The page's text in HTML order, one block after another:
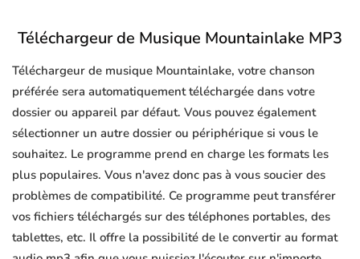
Téléchargeur de Musique Mountainlake MP3
Téléchargeur de musique Mountainlake, votre chanson
préférée sera automatiquement téléchargée dans votre
dossier ou appareil par défaut. Vous pouvez également
sélectionner un autre dossier ou périphérique si vous le
souhaitez. Le programme prend en charge les formats les
plus populaires. Vous n'avez donc pas à vous soucier des
problèmes de compatibilité. Ce programme peut transférer
vos fichiers téléchargés sur des téléphones portables, des
tablettes, etc. Il offre la possibilité de le convertir au format